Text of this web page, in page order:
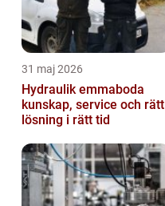
31 maj 2026
Hydraulik emmaboda
kunskap, service och rätt
lösning i rätt tid